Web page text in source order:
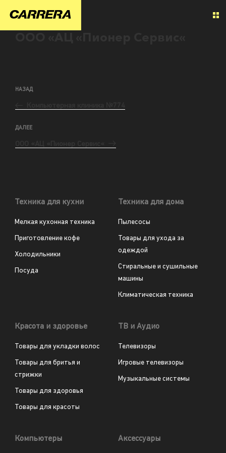
НАЗАД
ДАЛЕЕ
Техника для кухни
Мелкая кухонная техника
Приготовление кофе
Холодильники
Посуда
Техника для дома
Пылесосы
Товары для ухода за
одеждой
Стиральные и сушильные
машины
Климатическая техника
Красота и здоровье
Товары для укладки волос
Товары для бритья и
стрижки
Товары для здоровья
Товары для красоты
ТВ и Аудио
Телевизоры
Игровые телевизоры
Музыкальные системы
Компьютеры Аксессуары